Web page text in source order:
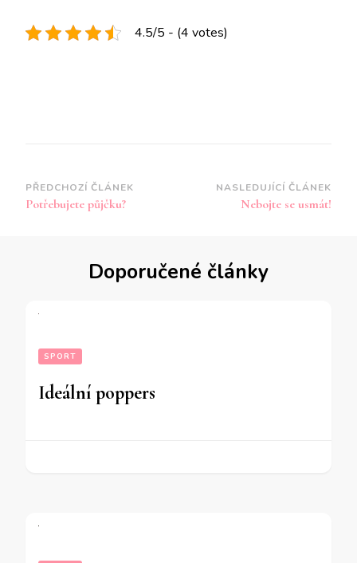
4.5/5 - (4 votes)
Navigace
příspěvku
PŘEDCHOZÍ ČLÁNEK
Potřebujete půjčku?
NASLEDUJÍCÍ ČLÁNEK
Nebojte se usmát!
Doporučené články
SPORT
Ideální poppers